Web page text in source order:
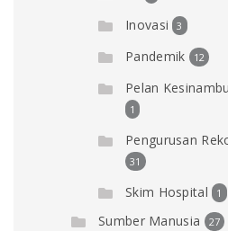
Inovasi 3
Pandemik 12
Pelan
1
Pengurusan
31
Skim Hospital 1
Sumber Manusia 27